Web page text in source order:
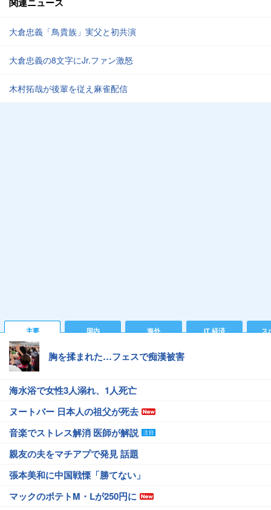
大倉忠義「鳥貴族」実父と初共演
大倉忠義の8文字にJr.ファン激怒
木村拓哉が後輩を従え麻雀配信
主要 国内 海外 IT 経済 ス
胸を揉まれた…フェスで痴漢被害
海水浴で女性3人溺れ、1人死亡
ヌートバー 日本人の祖父が死去
音楽でストレス解消 医師が解説
親友の夫をマチアプで発見 話題
張本美和に中国戦慄「勝てない」
マックのポテトM・Lが250円に